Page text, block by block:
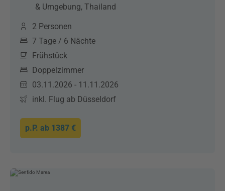
& Umgebung, Thailand
2 Personen
7 Tage / 6 Nächte
Frühstück
Doppelzimmer
03.11.2026 - 11.11.2026
inkl. Flug ab Düsseldorf
p.P. ab 1387 €